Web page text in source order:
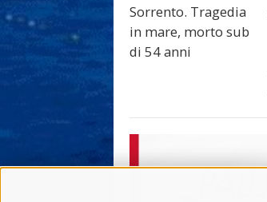
Sorrento. Tragedia
in mare, morto sub
di 54 anni